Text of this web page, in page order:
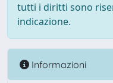
tutti i diritti sono
indicazione.
Informazioni